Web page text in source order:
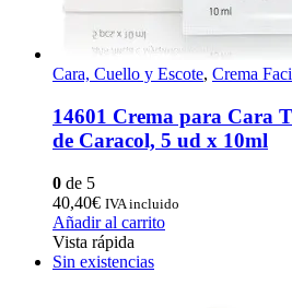
Cara, Cuello y Escote, Crema
14601 Crema para Cara
de Caracol, 5 ud x 10ml
0 de 5
40,40€ IVA incluido
Añadir al carrito
Vista rápida
Sin existencias